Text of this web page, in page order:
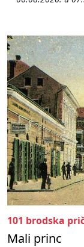
101 brodska
Mali princ